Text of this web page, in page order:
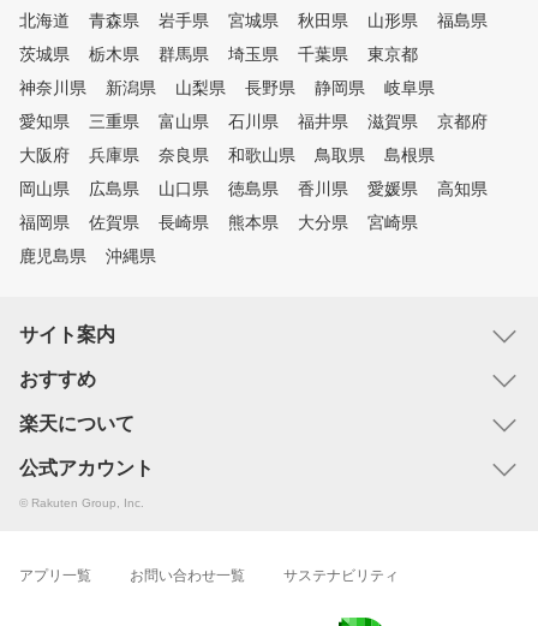
北海道
青森県 岩手県 宮城県 秋田県 山形県
福島県
茨城県
栃木県 群馬県 埼玉県 千葉県
東京都
神奈川県
新潟県 山梨県 長野県 静岡県
岐阜県
愛知県
三重県 富山県 石川県 福井県 滋賀県
京都府
大阪府
兵庫県 奈良県 和歌山県 鳥取県
島根県
岡山県
広島県 山口県 徳島県 香川県 愛媛県
高知県
福岡県
佐賀県 長崎県 熊本県 大分県
宮崎県
鹿児島県
沖縄県
サイト案内
おすすめ
楽天について
公式アカウント
© Rakuten Group, Inc.
アプリ一覧 お問い合わせ一覧 サステナビリティ